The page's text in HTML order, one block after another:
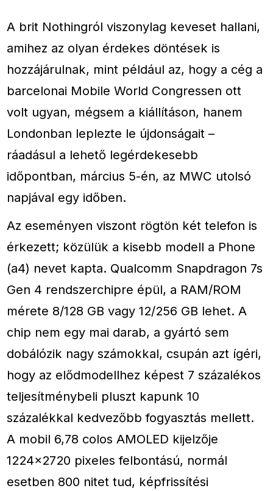
A brit Nothingról viszonylag keveset hallani,
amihez az olyan érdekes döntések is
hozzájárulnak, mint például az, hogy a cég a
barcelonai Mobile World Congressen ott
volt ugyan, mégsem a kiállításon, hanem
Londonban leplezte le újdonságait –
ráadásul a lehető legérdekesebb
időpontban, március 5-én, az MWC utolsó
napjával egy időben.
Az eseményen viszont rögtön két telefon is
érkezett; közülük a kisebb modell a Phone
(a4) nevet kapta. Qualcomm Snapdragon 7s
Gen 4 rendszerchipre épül, a RAM/ROM
mérete 8/128 GB vagy 12/256 GB lehet. A
chip nem egy mai darab, a gyártó sem
dobálózik nagy számokkal, csupán azt ígéri,
hogy az elődmodellhez képest 7 százalékos
teljesítménybeli pluszt kapunk 10
százalékkal kedvezőbb fogyasztás mellett.
A mobil 6,78 colos AMOLED kijelzője
1224×2720 pixeles felbontású, normál
esetben 800 nitet tud, képfrissítési